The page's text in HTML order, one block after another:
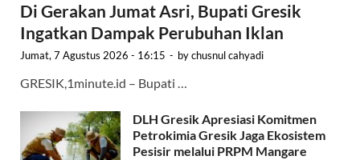
Di Gerakan Jumat Asri, Bupati Gresik
Ingatkan Dampak Perubuhan Iklan
Jumat, 7 Agustus 2026 - 16:15 - bychusnul cahyadi
GRESIK,1minute.id – Bupati …
DLH Gresik Apresiasi Komitmen
Petrokimia Gresik Jaga Ekosistem
Pesisir melalui PRPM Mangare